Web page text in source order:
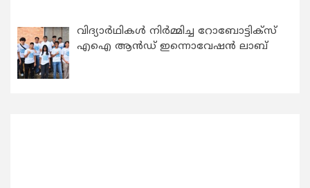
വിദ്യാര്‍ഥികള്‍ നിര്‍മ്മിച്ച റോബോട്ടിക്സ്
എഐ ആന്‍ഡ് ഇന്നൊവേഷന്‍ ലാബ്